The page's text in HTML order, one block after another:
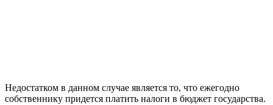
Недостатком в данном случае является то, что ежегодно
собственнику придется платить налоги в бюджет государства.